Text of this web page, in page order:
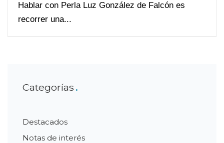
Hablar con Perla Luz González de Falcón es
recorrer una...
Categorías
Destacados
Notas de interés